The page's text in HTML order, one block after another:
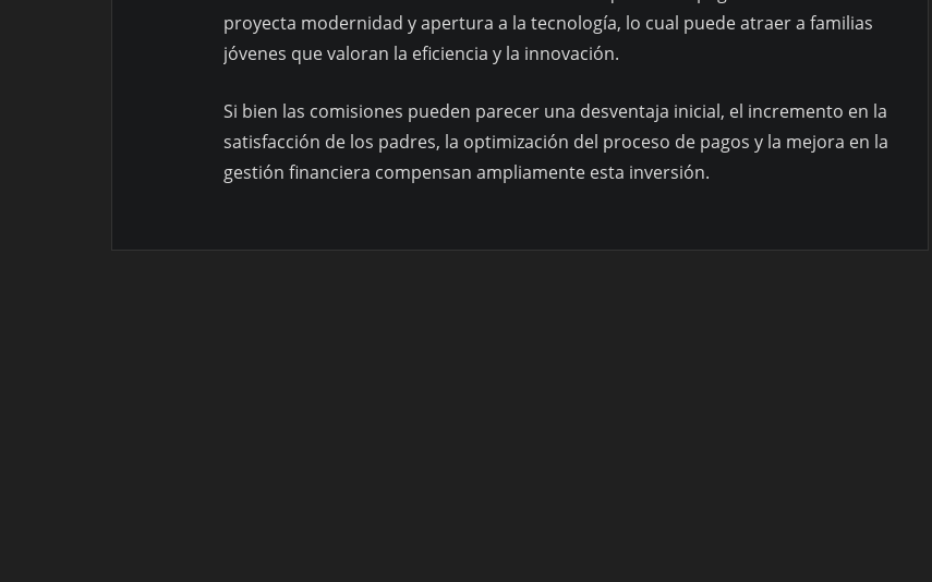
proyecta modernidad y apertura a la tecnología, lo cual puede atraer a familias
jóvenes que valoran la eficiencia y la innovación.
Si bien las comisiones pueden parecer una desventaja inicial, el incremento en la
satisfacción de los padres, la optimización del proceso de pagos y la mejora en la
gestión financiera compensan ampliamente esta inversión.